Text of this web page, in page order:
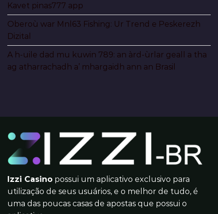
Kavet pinas777 app
Oberoù war Mnl63 Fishing: Ur Trend e Peskerezh
Dizital
A h-uile dad mu kuwin 789: an àrd-ùrlar geall a tha
ag atharrachadh a’ mhargaidh ann an Brasil
Izzi Casino possui um aplicativo exclusivo para
utilização de seus usuários, e o melhor de tudo, é
uma das poucas casas de apostas que possui o